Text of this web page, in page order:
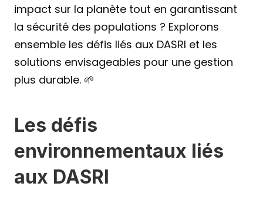
impact sur la planète tout en garantissant
la sécurité des populations ? Explorons
ensemble les défis liés aux DASRI et les
solutions envisageables pour une gestion
plus durable. 🌱
Les défis
environnementaux liés
aux DASRI